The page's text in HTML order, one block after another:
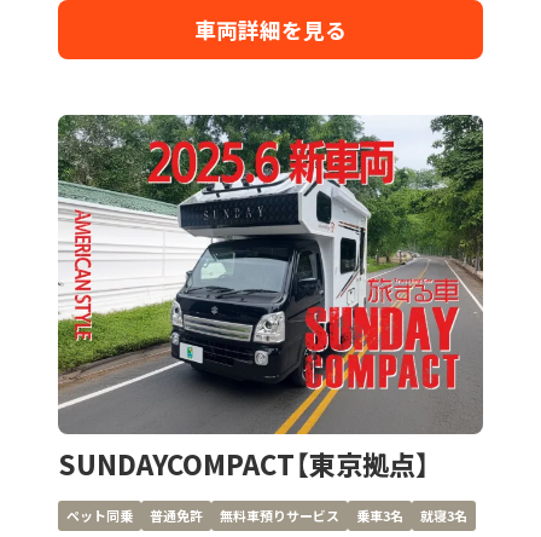
車両詳細を見る
SUNDAYCOMPACT【東京拠点】
ペット同乗 普通免許 無料車預りサービス 乗車3名 就寝3名